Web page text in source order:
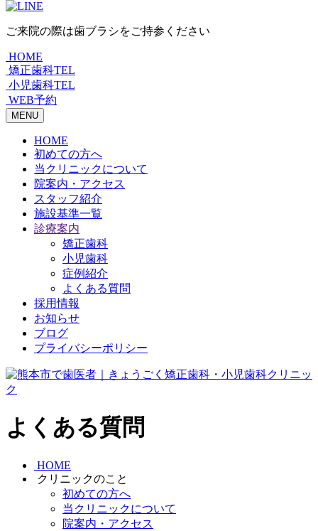
ご来院の際は歯ブラシをご持参ください
HOME
矯正歯科TEL
小児歯科TEL
WEB予約
MENU
HOME
初めての方へ
当クリニックについて
院案内・アクセス
スタッフ紹介
施設基準一覧
診療案内
矯正歯科
小児歯科
症例紹介
よくある質問
採用情報
お知らせ
ブログ
プライバシーポリシー
よくある質問
HOME
クリニックのこと
初めての方へ
当クリニックについて
院案内・アクセス